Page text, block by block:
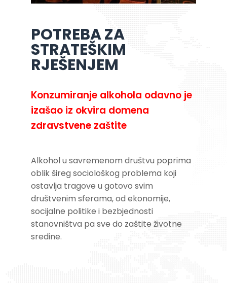
POTREBA ZA
STRATEŠKIM
RJEŠENJEM
Konzumiranje alkohola odavno je
izašao iz okvira domena
zdravstvene zaštite
Alkohol u savremenom društvu poprima
oblik šireg sociološkog problema koji
ostavlja tragove u gotovo svim
društvenim sferama, od ekonomije,
socijalne politike i bezbjednosti
stanovništva pa sve do zaštite životne
sredine.